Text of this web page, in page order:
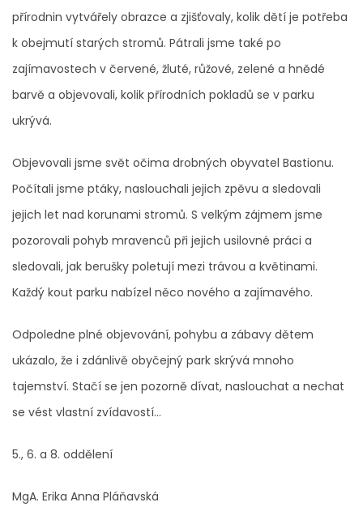
přírodnin vytvářely obrazce a zjišťovaly, kolik dětí je potřeba
k obejmutí starých stromů. Pátrali jsme také po
zajímavostech v červené, žluté, růžové, zelené a hnědé
barvě a objevovali, kolik přírodních pokladů se v parku
ukrývá.
Objevovali jsme svět očima drobných obyvatel Bastionu.
Počítali jsme ptáky, naslouchali jejich zpěvu a sledovali
jejich let nad korunami stromů. S velkým zájmem jsme
pozorovali pohyb mravenců při jejich usilovné práci a
sledovali, jak berušky poletují mezi trávou a květinami.
Každý kout parku nabízel něco nového a zajímavého.
Odpoledne plné objevování, pohybu a zábavy dětem
ukázalo, že i zdánlivě obyčejný park skrývá mnoho
tajemství. Stačí se jen pozorně dívat, naslouchat a nechat
se vést vlastní zvídavostí...
5., 6. a 8. oddělení
MgA. Erika Anna Pláňavská